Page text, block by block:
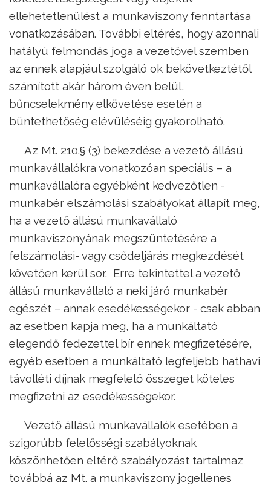
ellehetetlenülést a munkaviszony fenntartása
vonatkozásában. További eltérés, hogy azonnali
hatályú felmondás joga a vezetővel szemben
az ennek alapjául szolgáló ok bekövetkeztétől
számított akár három éven belül,
bűncselekmény elkövetése esetén a
büntethetőség elévüléséig gyakorolható.
Az Mt. 210.§ (3) bekezdése a vezető állású
munkavállalókra vonatkozóan speciális – a
munkavállalóra egyébként kedvezőtlen -
munkabér elszámolási szabályokat állapít meg,
ha a vezető állású munkavállaló
munkaviszonyának megszüntetésére a
felszámolási- vagy csődeljárás megkezdését
követően kerül sor. Erre tekintettel a vezető
állású munkavállaló a neki járó munkabér
egészét – annak esedékességekor - csak abban
az esetben kapja meg, ha a munkáltató
elegendő fedezettel bír ennek megfizetésére,
egyéb esetben a munkáltató legfeljebb hathavi
távolléti díjnak megfelelő összeget köteles
megfizetni az esedékességekor.
Vezető állású munkavállalók esetében a
szigorúbb felelősségi szabályoknak
köszönhetően eltérő szabályozást tartalmaz
továbbá az Mt. a munkaviszony jogellenes